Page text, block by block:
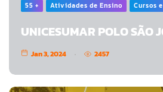
55 + Atividades de Ensino Cursos
UNICESUMAR POLO SÃO
Jan 3, 2024 2457